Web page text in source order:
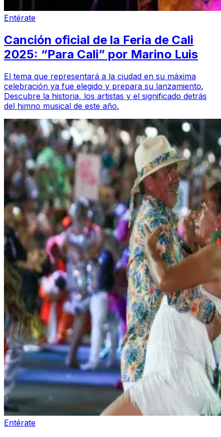
Entérate
Canción oficial de la Feria de Cali
2025: “Para Cali” por Marino Luis
El tema que representará a la ciudad en su máxima
celebración ya fue elegido y prepara su lanzamiento.
Descubre la historia, los artistas y el significado detrás
del himno musical de este año.
Entérate